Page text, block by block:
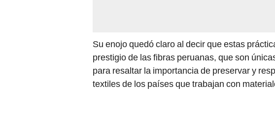
Su enojo quedó claro al decir que estas
prestigio de las fibras peruanas, que son
para resaltar la importancia de preservar y
textiles de los países que trabajan con